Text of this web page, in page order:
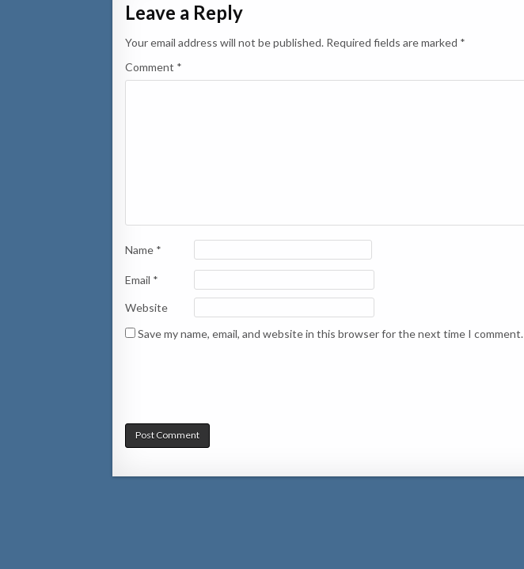
Leave a Reply
Your email address will not be published. Required fields are marked *
Comment *
Name *
Email *
Website
Save my name, email, and website in this browser for the next time I comment.